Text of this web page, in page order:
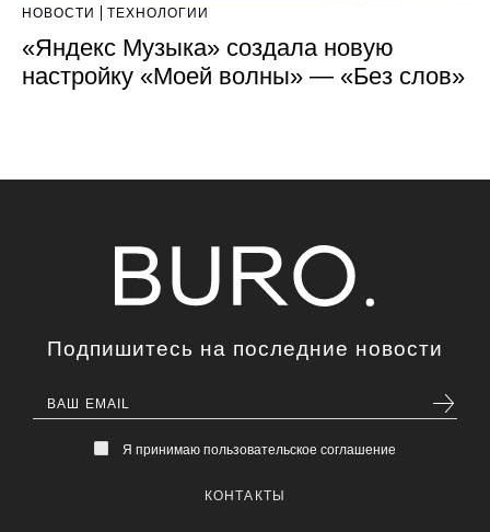
НОВОСТИ ТЕХНОЛОГИИ
«Яндекс Музыка» создала новую
настройку «Моей волны» — «Без слов»
Подпишитесь на последние новости
Я принимаю пользовательское соглашение
КОНТАКТЫ